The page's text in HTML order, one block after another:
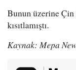
Bunun üzerine Çin
kısıtlamıştı.
Kaynak: Mepa